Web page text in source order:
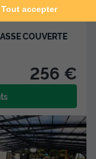
COUVERTE
256 €